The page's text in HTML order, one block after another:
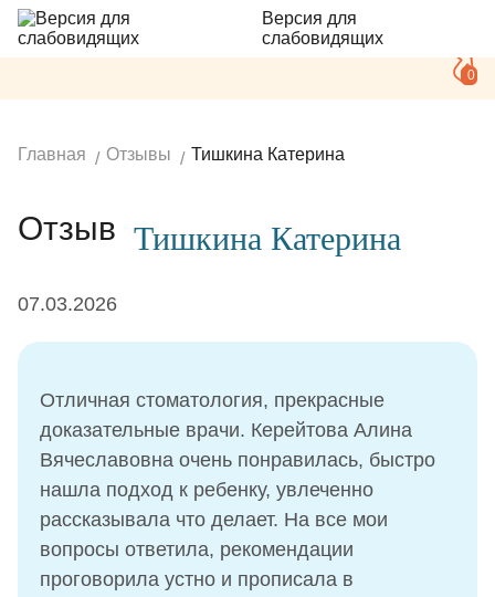
Версия для
слабовидящих
0
Главная Отзывы Тишкина Катерина
Отзыв Тишкина Катерина
07.03.2026
Отличная стоматология, прекрасные
доказательные врачи. Керейтова Алина
Вячеславовна очень понравилась, быстро
нашла подход к ребенку, увлеченно
рассказывала что делает. На все мои
вопросы ответила, рекомендации
проговорила устно и прописала в